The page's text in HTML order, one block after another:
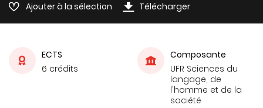
Ajouter à la sélection Télécharger
ECTS
6 crédits
Composante
UFR Sciences du
langage, de
l'homme et de la
société